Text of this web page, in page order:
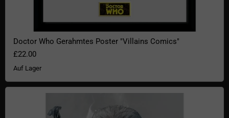
Doctor Who Gerahmtes Poster "Villains Comics"
£22.00
Auf Lager